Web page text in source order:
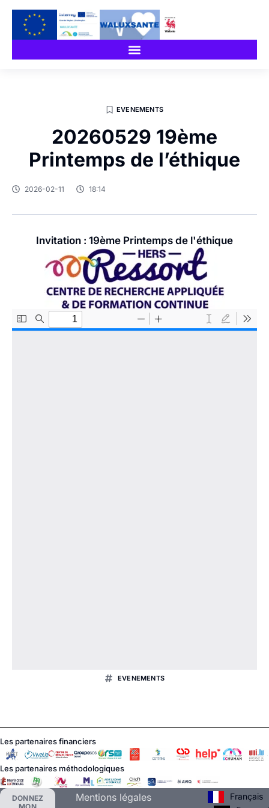
EVENEMENTS
20260529 19ème
Printemps de l’éthique
2026-02-11 18:14
Invitation : 19ème Printemps de l'éthique
EVENEMENTS
Les partenaires financiers
Les partenaires méthodologiques
DONNEZ
Mentions légales
Français